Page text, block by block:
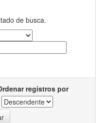
de busca.
registros por